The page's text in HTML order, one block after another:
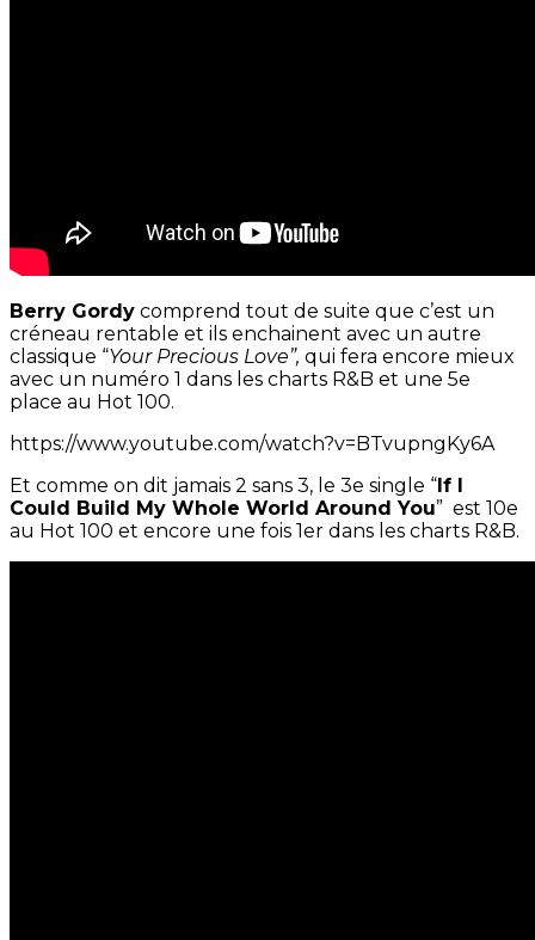
Berry Gordy comprend tout de suite que c’est un
créneau rentable et ils enchainent avec un autre
classique “Your Precious Love”, qui fera encore mieux
avec un numéro 1 dans les charts R&B et une 5e
place au Hot 100.
https://www.youtube.com/watch?v=BTvupngKy6A
Et comme on dit jamais 2 sans 3, le 3e single “If I
Could Build My Whole World Around You” est 10e
au Hot 100 et encore une fois 1er dans les charts R&B.